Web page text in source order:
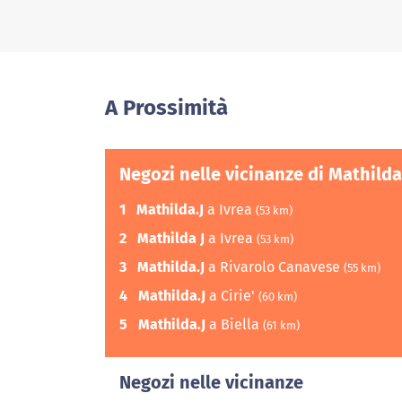
A Prossimità
Negozi nelle vicinanze di
1 Mathilda.J a Ivrea (53 km)
2 Mathilda J a Ivrea (53 km)
3 Mathilda.J a Rivarolo Canavese (55 km)
4 Mathilda.J a Cirie' (60 km)
5 Mathilda.J a Biella (61 km)
Negozi nelle vicinanze